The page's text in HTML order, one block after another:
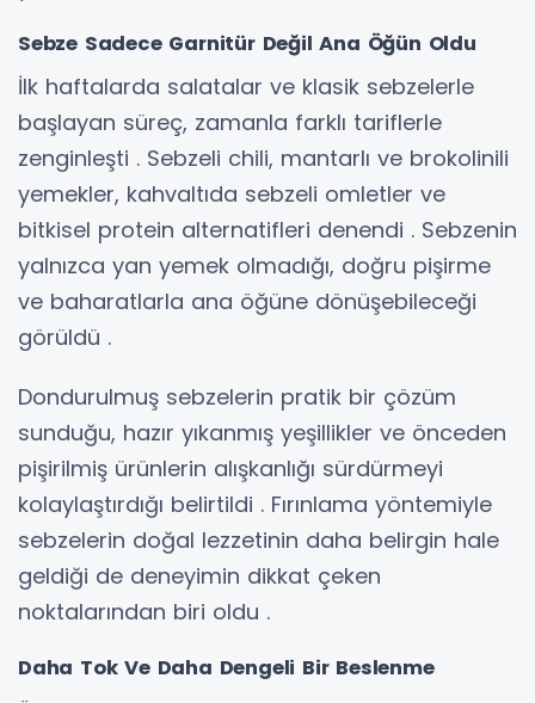
Sebze Sadece Garnitür Değil Ana Öğün Oldu
İlk haftalarda salatalar ve klasik sebzelerle
başlayan süreç, zamanla farklı tariflerle
zenginleşti . Sebzeli chili, mantarlı ve brokolinili
yemekler, kahvaltıda sebzeli omletler ve
bitkisel protein alternatifleri denendi . Sebzenin
yalnızca yan yemek olmadığı, doğru pişirme
ve baharatlarla ana öğüne dönüşebileceği
görüldü .
Dondurulmuş sebzelerin pratik bir çözüm
sunduğu, hazır yıkanmış yeşillikler ve önceden
pişirilmiş ürünlerin alışkanlığı sürdürmeyi
kolaylaştırdığı belirtildi . Fırınlama yöntemiyle
sebzelerin doğal lezzetinin daha belirgin hale
geldiği de deneyimin dikkat çeken
noktalarından biri oldu .
Daha Tok Ve Daha Dengeli Bir Beslenme